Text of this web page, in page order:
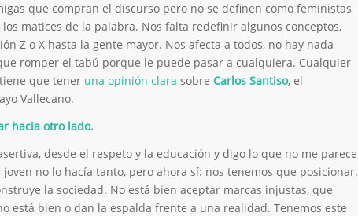
que compran el discurso pero no se definen como feministas
matices de la palabra. Nos falta redefinir algunos conceptos,
Z o X hasta la gente mayor. Nos afecta a todos, no hay nada
romper el tabú porque le puede pasar a cualquiera. Cualquier
que tener una opinión clara sobre Carlos Santiso, el
Vallecano.
hacia otro lado.
desde el respeto y la educación y digo lo que no me parece
joven no lo hacía tanto, pero ahora sí: nos tenemos que posicionar.
la sociedad. No está bien aceptar marcas injustas, que
está bien o dan la espalda frente a una realidad. Tenemos este